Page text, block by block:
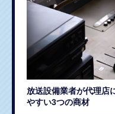
放送設備業者が代理店
やすい3つの商材